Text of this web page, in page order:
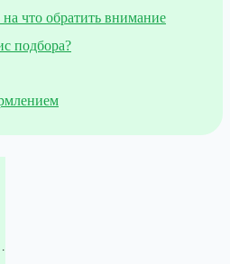
что обратить внимание
подбора?